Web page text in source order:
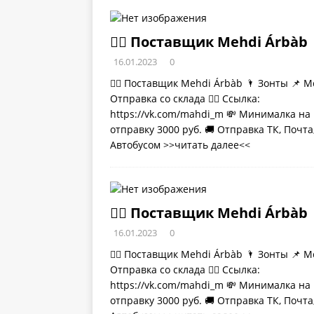
💁‍♂ Поставщик Mehdi Árbàb
16.01.2023 0
💁‍♂ Поставщик Mehdi Árbàb 🌂 Зонты 📌
Отправка со склада 👉🏻 Ссылка:
https://vk.com/mahdi_m 💸 Минималка на
отправку 3000 руб. 🚚 Отправка ТК,
Автобусом >>читать далее<<
💁‍♂ Поставщик Mehdi Árbàb
16.01.2023 0
💁‍♂ Поставщик Mehdi Árbàb 🌂 Зонты 📌
Отправка со склада 👉🏻 Ссылка:
https://vk.com/mahdi_m 💸 Минималка на
отправку 3000 руб. 🚚 Отправка ТК,